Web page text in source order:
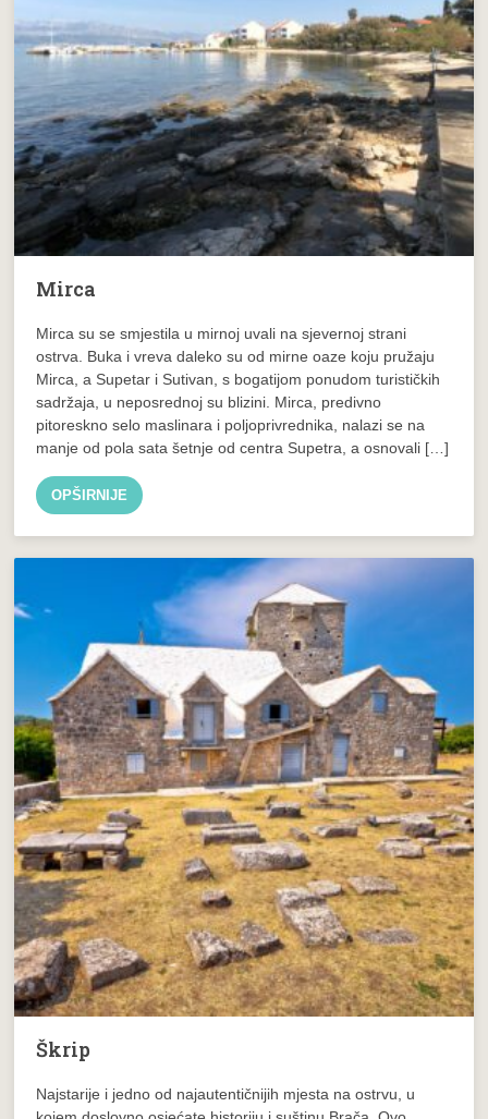
Mirca
Mirca su se smjestila u mirnoj uvali na sjevernoj strani
ostrva. Buka i vreva daleko su od mirne oaze koju pružaju
Mirca, a Supetar i Sutivan, s bogatijom ponudom turističkih
sadržaja, u neposrednoj su blizini. Mirca, predivno
pitoreskno selo maslinara i poljoprivrednika, nalazi se na
manje od pola sata šetnje od centra Supetra, a osnovali […]
OPŠIRNIJE
Škrip
Najstarije i jedno od najautentičnijih mjesta na ostrvu, u